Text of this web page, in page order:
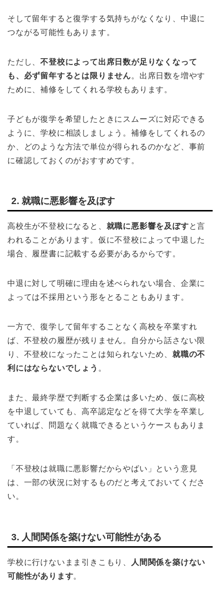
そして留年すると復学する気持ちがなくなり、中退に
つながる可能性もあります。
ただし、不登校によって出席日数が足りなくなって
も、必ず留年するとは限りません。出席日数を増やす
ために、補修をしてくれる学校もあります。
子どもが復学を希望したときにスムーズに対応できる
ように、学校に相談しましょう。補修をしてくれるの
か、どのような方法で単位が得られるのかなど、事前
に確認しておくのがおすすめです。
2. 就職に悪影響を及ぼす
高校生が不登校になると、 就職に悪影響を及ぼすと言
われることがあります。仮に不登校によって中退した
場合、履歴書に記載する必要があるからです。
中退に対して明確に理由を述べられない場合、企業に
よっては不採用という形をとることもあります。
一方で、復学して留年することなく高校を卒業すれ
ば、不登校の履歴が残りません。自分から話さない限
り、不登校になったことは知られないため、 就職の不
利にはならないでしょう 。
また、最終学歴で判断する企業は多いため、仮に高校
を中退していても、高卒認定などを得て大学を卒業し
ていれば、問題なく就職できるというケースもありま
す。
「不登校は就職に悪影響だからやばい」という意見
は、一部の状況に対するものだと考えておいてくださ
い。
3. 人間関係を築けない可能性がある
学校に行けないまま引きこもり、
人間関係を築けない
可能性があります。